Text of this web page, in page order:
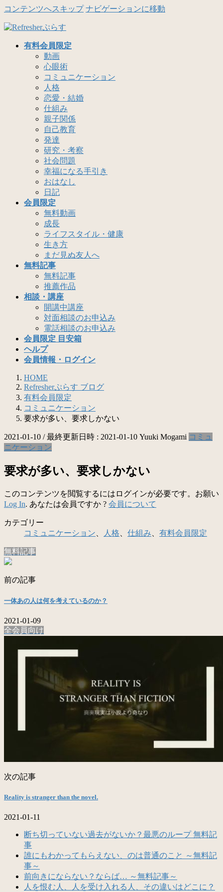
コンテンツへスキップ ナビゲーションに移動
有料会員限定
動画
心眼術
コミュニケーション
人格
恋愛・結婚
仕組み
親子関係
自己教育
発達
研究・考察
社会問題
幸福になる手引き
おはなし
日記
会員限定
無料動画
成長
ライフスタイル・健康
生き方
まだ見ぬ友人へ
無料記事
無料記事
推薦作品
相談・講座
開講中講座
対面相談のお申込み
電話相談のお申込み
会員限定 目安箱
ヘルプ
会員情報・ログイン
HOME
Refresherぷらす ブログ
有料会員限定
コミュニケーション
要求が多い、要求しかない
2021-01-10 / 最終更新日時 : 2021-01-10 Yuuki Mogami コミュ
ニケーション
要求が多い、要求しかない
このコンテンツを閲覧するにはログインが必要です。お願い
Log In. あなたは会員ですか ? 会員について
カテゴリー
コミュニケーション
人格 仕組み 有料会員限定
無料記事
前の記事
一体あの人は何を考えているのか？
2021-01-09
全会員向け
次の記事
Reality is stranger than the novel.
2021-01-11
断ち切っていない過去がないか？最悪のループ 無料記
事
誰にもわかってもらえない、のは普通のこと ～無料記
事～
前向きにならない？ならば… ～無料記事～
人を恨む人、人を受け入れる人、その違いはどこに？